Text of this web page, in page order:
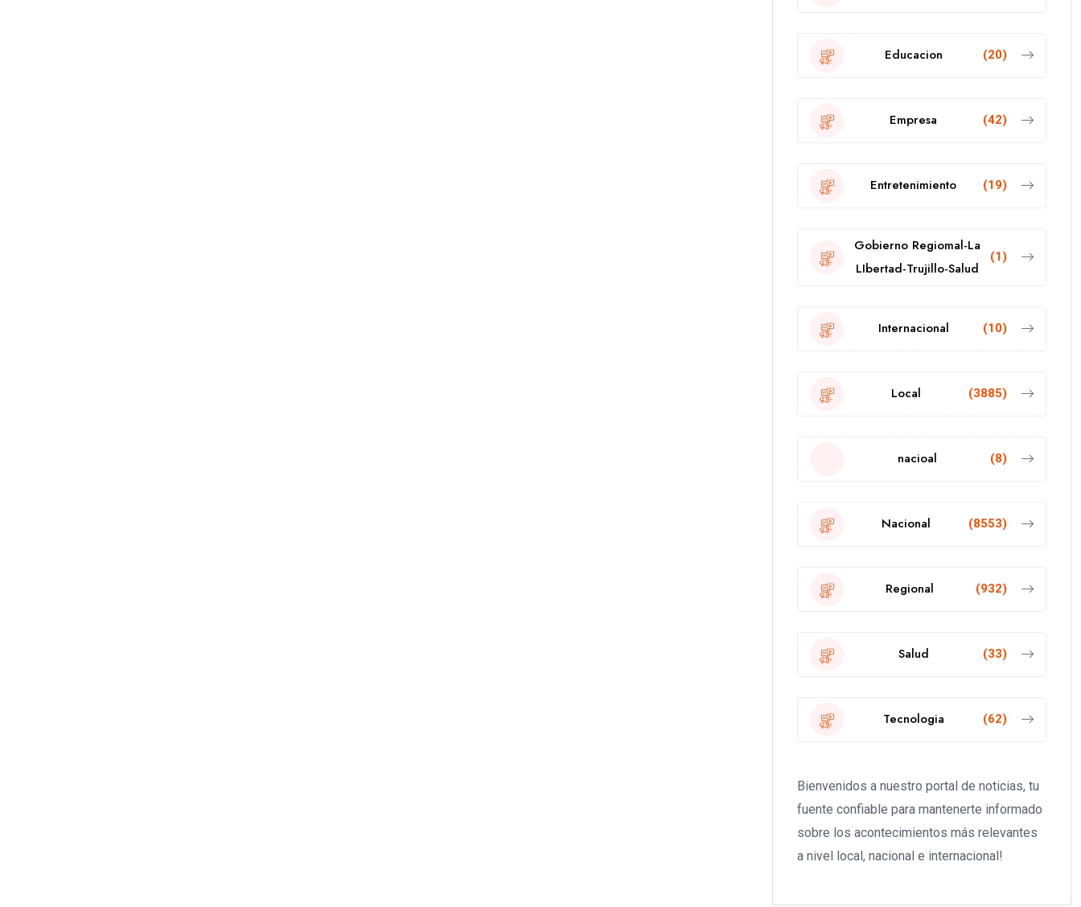
Educacion (20)
Empresa (42)
Entretenimiento (19)
Gobierno Regiomal-La
LIbertad-Trujillo-Salud
(1)
Internacional (10)
Local (3885)
nacioal (8)
Nacional (8553)
Regional (932)
Salud (33)
Tecnologia (62)
Bienvenidos a nuestro portal de noticias, tu
fuente confiable para mantenerte informado
sobre los acontecimientos más relevantes
a nivel local, nacional e internacional!